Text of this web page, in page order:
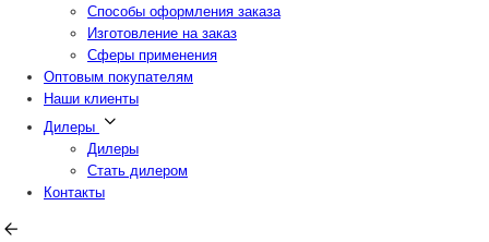
Способы оформления заказа
Изготовление на заказ
Сферы применения
Оптовым покупателям
Наши клиенты
Дилеры
Дилеры
Стать дилером
Контакты